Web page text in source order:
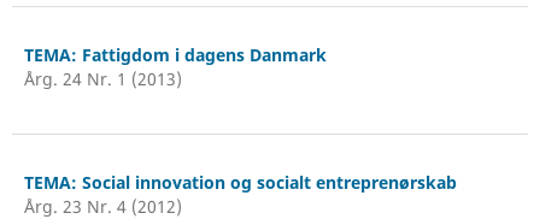
TEMA: Fattigdom i dagens Danmark
Årg. 24 Nr. 1 (2013)
TEMA: Social innovation og socialt entreprenørskab
Årg. 23 Nr. 4 (2012)